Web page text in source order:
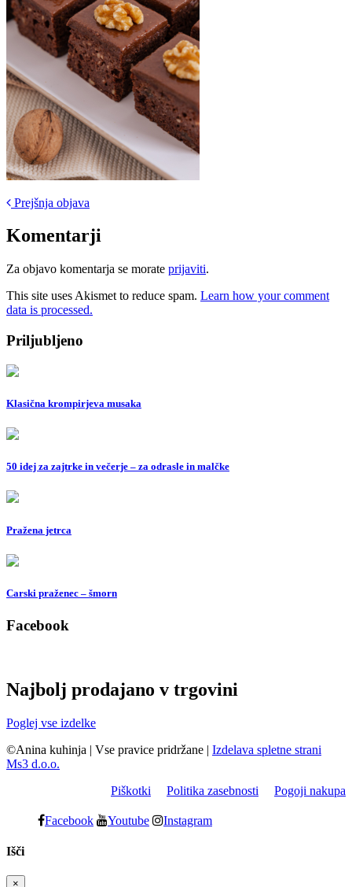
Post
navigation
Prejšnja objava
Komentarji
Za objavo komentarja se morate prijaviti.
This site uses Akismet to reduce spam. Learn how your comment
data is processed.
Priljubljeno
Klasična krompirjeva musaka
50 idej za zajtrke in večerje – za odrasle in malčke
Pražena jetrca
Carski praženec – šmorn
Facebook
Najbolj prodajano v trgovini
Poglej vse izdelke
©Anina kuhinja | Vse pravice pridržane | Izdelava spletne strani
Ms3 d.o.o.
Piškotki
Politika zasebnosti Pogoji nakupa
Facebook Youtube Instagram
Išči
×